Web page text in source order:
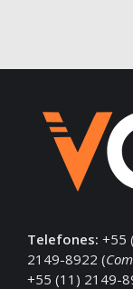
Telefones: +55
2149-8922 (
+55 (11) 2149-